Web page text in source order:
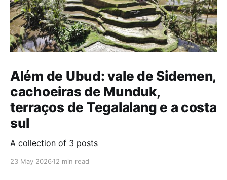
Além de Ubud: vale de Sidemen,
cachoeiras de Munduk,
terraços de Tegalalang e a costa
sul
A collection of 3 posts
23 May 2026 12 min read